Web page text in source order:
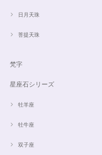
日月天珠
菩提天珠
梵字
星座石シリーズ
牡羊座
牡牛座
双子座